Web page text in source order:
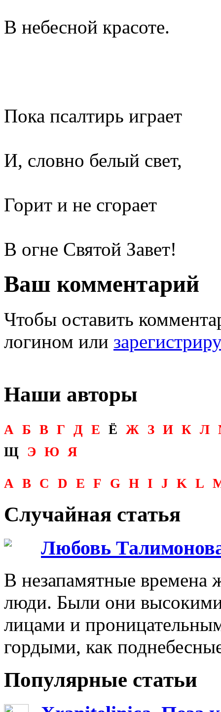
В небесной красоте.
Пока псалтирь играет
И, словно белый свет,
Горит и не сгорает
В огне Святой Завет!
Ваш комментарий
Чтобы оставить
логином или
Наши авторы
А Б В Г Д Е Ё Ж З И К Л
Щ
Э Ю Я
A B C D E F G H I J K L
Случайная статья
Любовь
В незапамятные времена
люди. Были они
лицами и
гордыми, как
Популярные статьи